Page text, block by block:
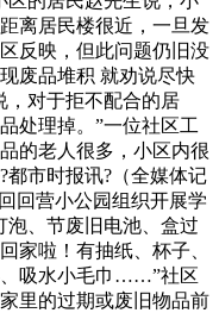
离居民楼很近，一旦发
反映，但此问题仍旧没
品堆积 就劝说尽快
对于拒不配合的居
处理掉。”一位社区工
的老人很多，小区内很
都市时报讯?（全媒体记
回营小公园组织开展学
、节废旧电池、盒过
家啦！有抽纸、杯子、
、吸水小毛巾……”社区
里的过期或废旧物品前